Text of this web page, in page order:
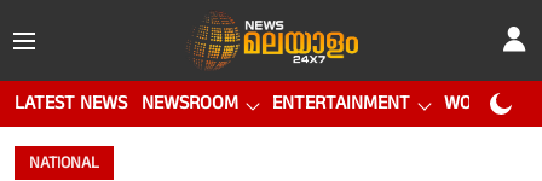
LATEST NEWS NEWSROOM ENTERTAINMENT WORLD CUP
NATIONAL